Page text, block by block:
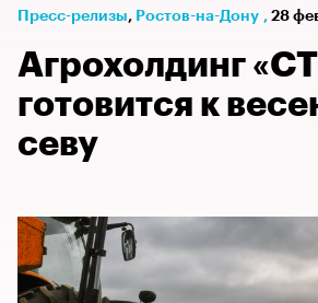
Пресс-релизы⁠, Ростов-на-Дону , 28
Агрохолдинг
готовится к
севу